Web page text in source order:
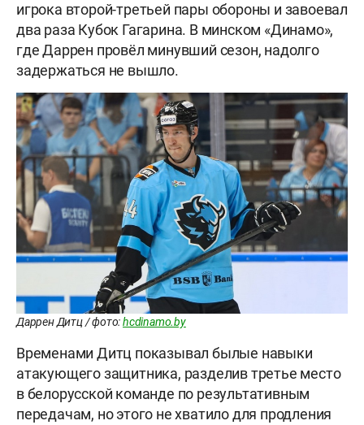
игрока второй-третьей пары обороны и завоевал
два раза Кубок Гагарина. В минском «Динамо»,
где Даррен провёл минувший сезон, надолго
задержаться не вышло.
Даррен Дитц / фото:hcdinamo.by
Временами Дитц показывал былые навыки
атакующего защитника, разделив третье место
в белорусской команде по результативным
передачам, но этого не хватило для продления